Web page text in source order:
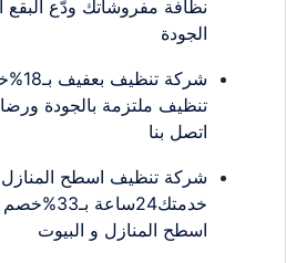
نظافة مفروشاتك ودّع البقع
الجودة
شركة
اتصل بنا
شركة تنظيف اسطح
اسطح المنازل و البيوت